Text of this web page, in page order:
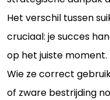
Het verschil tussen
cruciaal: je succes
op het juiste moment.
Wie ze correct
of zware bestrijding